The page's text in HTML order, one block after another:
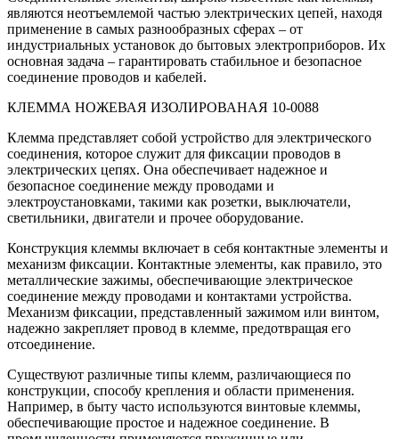
являются неотъемлемой частью электрических цепей, находя
применение в самых разнообразных сферах – от
индустриальных установок до бытовых электроприборов. Их
основная задача – гарантировать стабильное и безопасное
соединение проводов и кабелей.
КЛЕММА НОЖЕВАЯ ИЗОЛИРОВАНАЯ 10-0088
Клемма представляет собой устройство для электрического
соединения, которое служит для фиксации проводов в
электрических цепях. Она обеспечивает надежное и
безопасное соединение между проводами и
электроустановками, такими как розетки, выключатели,
светильники, двигатели и прочее оборудование.
Конструкция клеммы включает в себя контактные элементы и
механизм фиксации. Контактные элементы, как правило, это
металлические зажимы, обеспечивающие электрическое
соединение между проводами и контактами устройства.
Механизм фиксации, представленный зажимом или винтом,
надежно закрепляет провод в клемме, предотвращая его
отсоединение.
Существуют различные типы клемм, различающиеся по
конструкции, способу крепления и области применения.
Например, в быту часто используются винтовые клеммы,
обеспечивающие простое и надежное соединение. В